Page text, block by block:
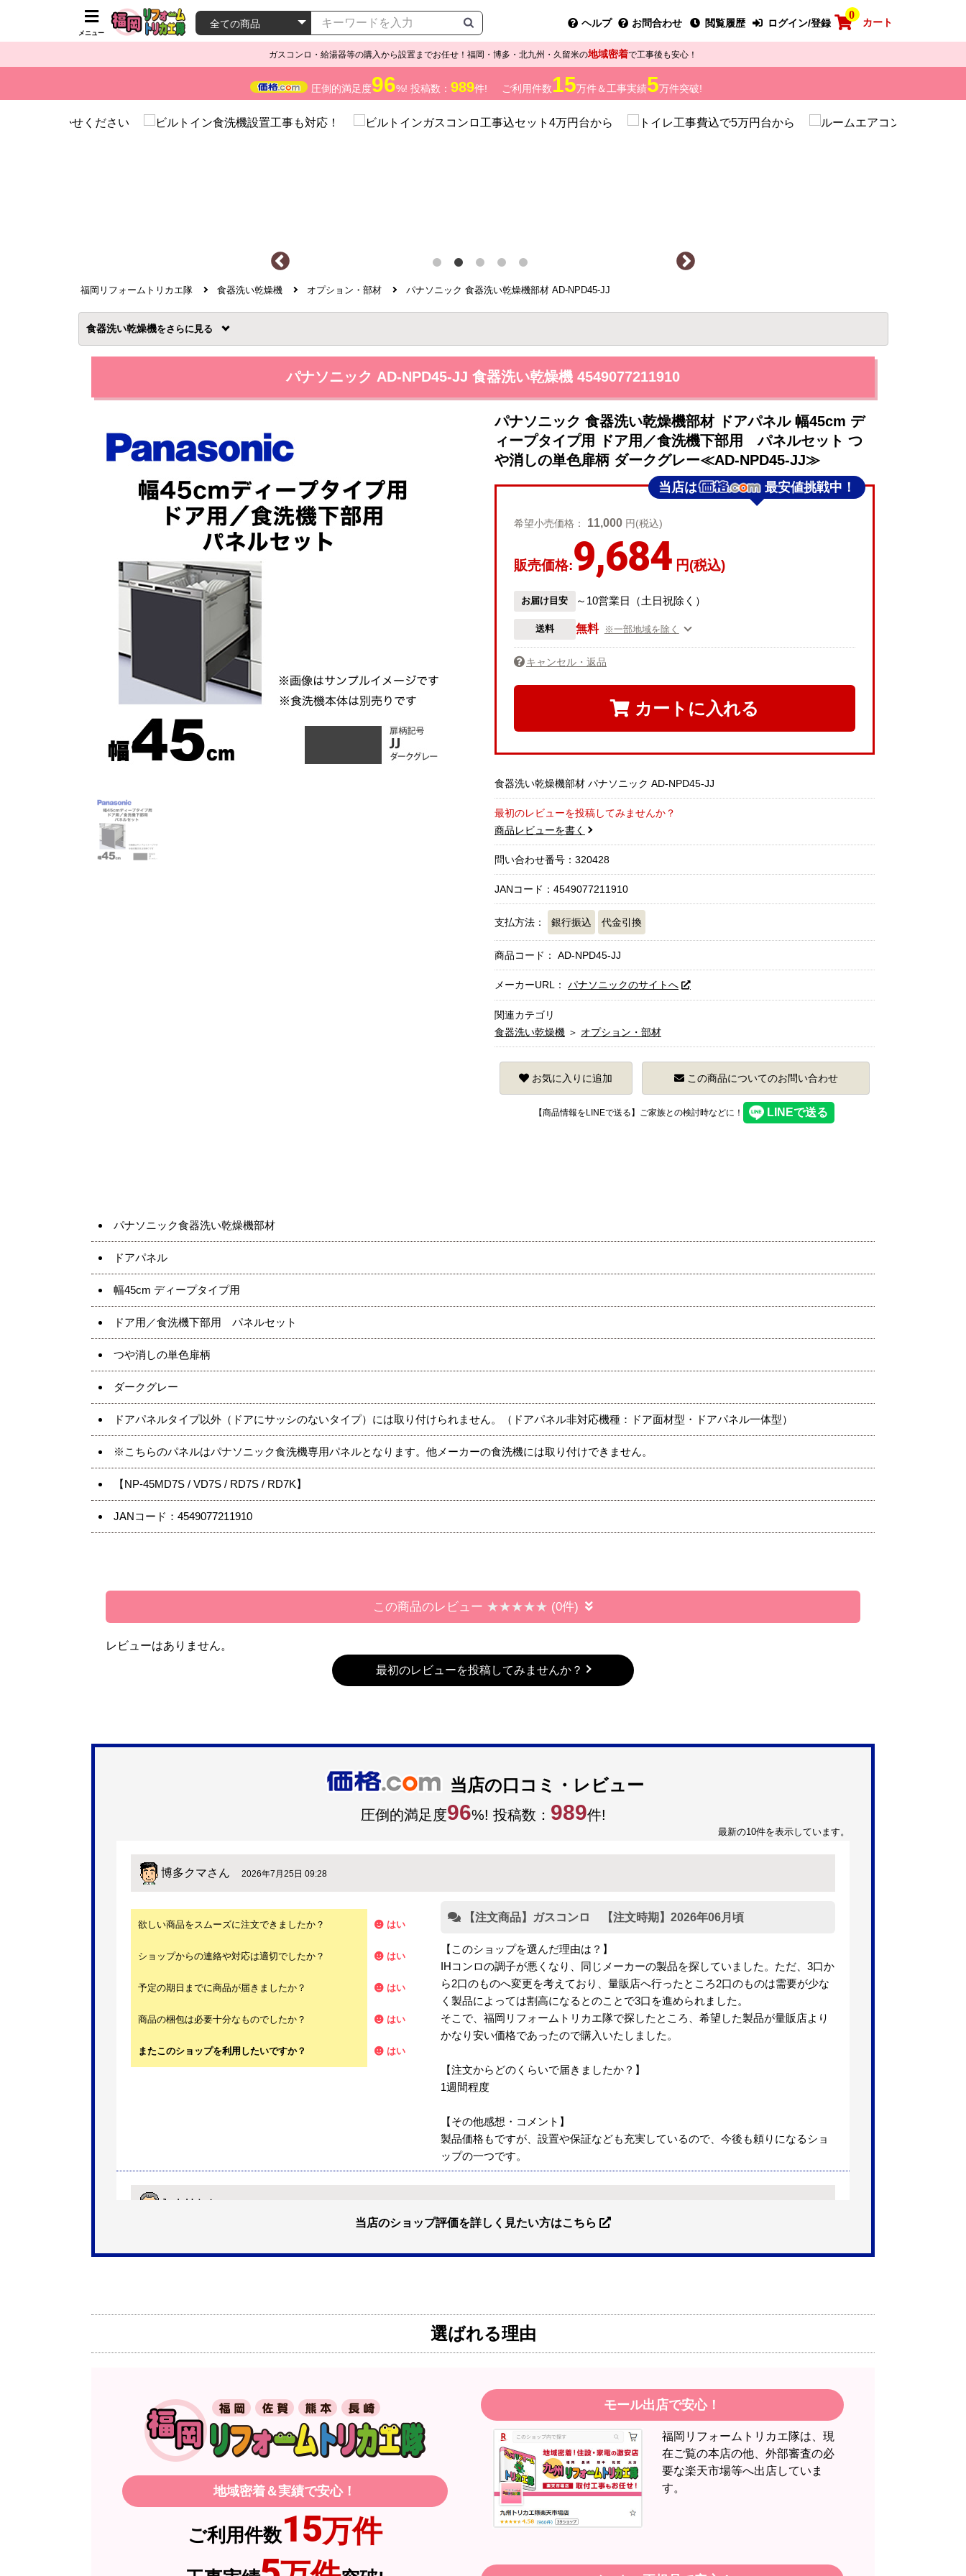
メニュー
ヘルプ お問合わせ 閲覧履歴 ログイン/登録
0
カート
ガスコンロ・給湯器等の購入から設置までお任せ！福岡・博多・北九州・久留米の地域密着で工事後も安心！
圧倒的満足度96%! 投稿数： 989件! ご利用件数15万件＆工事実績5万件突破!
福岡リフォームトリカエ隊 食器洗い乾燥機 オプション・部材 パナソニック 食器洗い乾燥機部材 AD-NPD45-JJ
食器洗い乾燥機を
パナソニック AD-NPD45-JJ 食器洗い乾燥機 4549077211910
パナソニック 食器洗い乾燥機部材 ドアパネル 幅45cm デ
ィープタイプ用 ドア用／食洗機下部用 パネルセット つ
や消しの単色扉柄 ダークグレー≪AD-NPD45-JJ≫
当店は 最安値挑戦中！
希望小売価格： 11,000 円(税込)
販売価格:9,684 円(税込)
お届け目安 ～10営業日（土日祝除く）
送料 無料 ※一部地域を除く
キャンセル・返品
カートに入れる
食器洗い乾燥機部材 パナソニック AD-NPD45-JJ
最初のレビューを投稿してみませんか？
商品レビューを書く
問い合わせ番号：320428
JANコード：4549077211910
支払方法： 銀行振込 代金引換
商品コード： AD-NPD45-JJ
メーカーURL： パナソニックのサイトへ
関連カテゴリ
食器洗い乾燥機 ＞ オプション・部材
お気に入りに追加 この商品についてのお問い合わせ
【商品情報をLINEで送る】ご家族との検討時などに！
パナソニック食器洗い乾燥機部材
ドアパネル
幅45cm ディープタイプ用
ドア用／食洗機下部用 パネルセット
つや消しの単色扉柄
ダークグレー
ドアパネルタイプ以外（ドアにサッシのないタイプ）には取り付けられません。（ドアパネル非対応機種：ドア面材型・ドアパネル一体型）
※こちらのパネルはパナソニック食洗機専用パネルとなります。他メーカーの食洗機には取り付けできません。
【NP-45MD7S / VD7S / RD7S / RD7K】
JANコード：4549077211910
この商品のレビュー (0件)
レビューはありません。
最初のレビューを投稿してみませんか？
当店の口コミ・レビュー
圧倒的満足度96%! 投稿数： 989件!
最新の10件を表示しています。
博多クマさん 2026年7月25日 09:28
欲しい商品をスムーズに注文できましたか？ はい
ショップからの連絡や対応は適切でしたか？ はい
予定の期日までに商品が届きましたか？ はい
商品の梱包は必要十分なものでしたか？ はい
またこのショップを利用したいですか？ はい
【注文商品】ガスコンロ 【注文時期】2026年06月頃
【このショップを選んだ理由は？】
IHコンロの調子が悪くなり、同じメーカーの製品を探していました。ただ、3口か
ら2口のものへ変更を考えており、量販店へ行ったところ2口のものは需要が少な
く製品によっては割高になるとのことで3口を進められました。
そこで、福岡リフォームトリカエ隊で探したところ、希望した製品が量販店より
かなり安い価格であったので購入いたしました。
【注文からどのくらいで届きましたか？】
1週間程度
【その他感想・コメント】
製品価格もですが、設置や保証なども充実しているので、今後も頼りになるショ
ップの一つです。
JodyH さん
欲しい商品をスムーズに注文できましたか？ はい
予定の期日までに商品が届きましたか？ はい
商品の梱包は必要十分なものでしたか？ はい
近隣のショップでしっかりやってくれそうだったから！
【注文からどのくらいで届きましたか？】
スイートポテト頭さん 2026年6月30日 23:50
欲しい商品をスムーズに注文できましたか？ はい
ショップからの連絡や対応は適切でしたか？
予定の期日までに商品が届きましたか？
【注文商品】エアコン・クーラー 【注文時期】2026年06月頃
【このショップを選んだ理由は？】
当店のショップ評価を詳しく見たい方はこちら
選ばれる理由
地域密着＆実績で安心！
ご利用件数15万件
モール出店で安心！
福岡リフォームトリカエ隊は、現
在ご覧の本店の他、外部審査の必
要な楽天市場等へ出店していま
す。